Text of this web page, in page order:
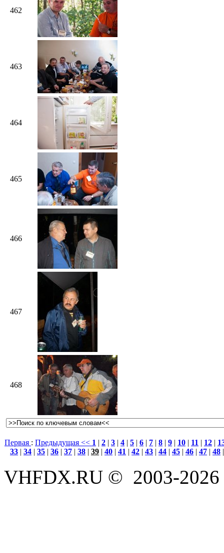
462
463
464
465
466
467
468
Первая : Предыдущая << 1 | 2 | 3 | 4 | 5 | 6 | 7 | 8 | 9 | 10 | 11 | 12 |
33 | 34 | 35 | 36 | 37 | 38 | 39 | 40 | 41 | 42 | 43 | 44 | 45 | 46 | 47 | 48
VHFDX.RU © 2003-2026